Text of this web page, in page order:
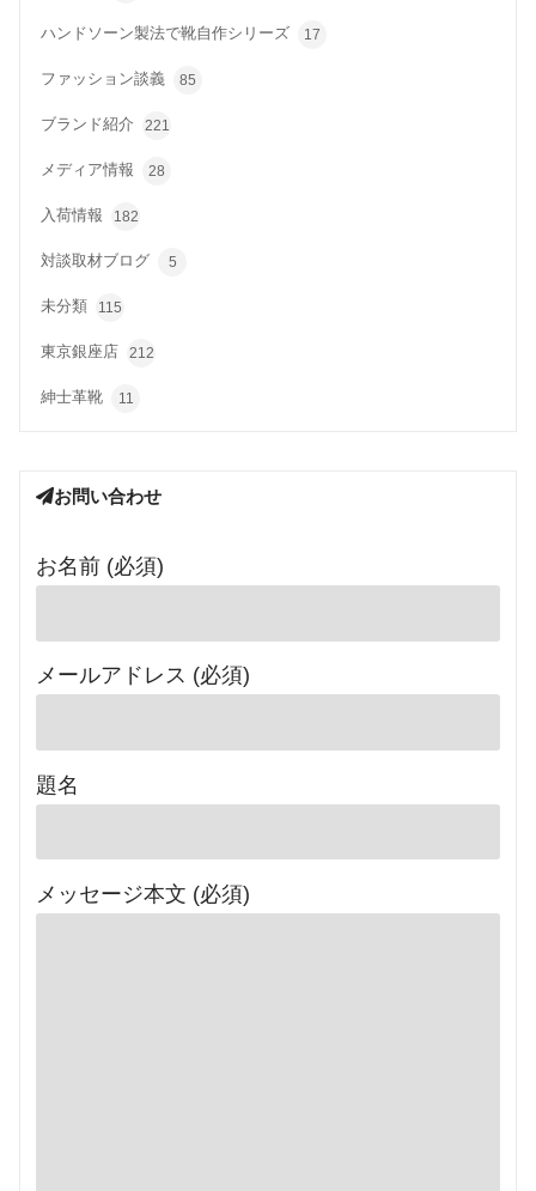
ハンドソーン製法で靴自作シリーズ 17
ファッション談義 85
ブランド紹介 221
メディア情報 28
入荷情報 182
対談取材ブログ 5
未分類 115
東京銀座店 212
紳士革靴 11
お問い合わせ
お名前 (必須)
メールアドレス (必須)
題名
メッセージ本文 (必須)